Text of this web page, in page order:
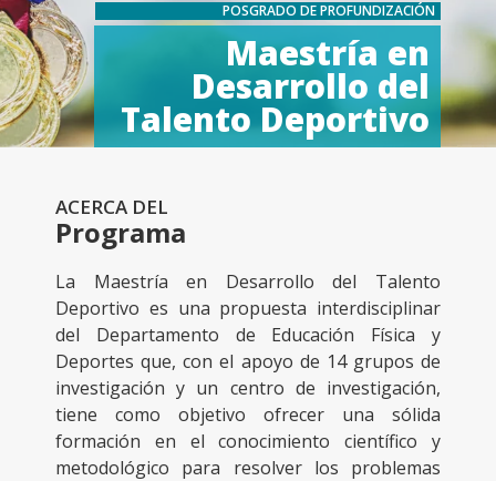
POSGRADO DE PROFUNDIZACIÓN
Maestría en
Desarrollo del
Talento Deportivo
ACERCA DEL
Programa
La Maestría en Desarrollo del Talento
Deportivo es una propuesta interdisciplinar
del Departamento de Educación Física y
Deportes que, con el apoyo de 14 grupos de
investigación y un centro de investigación,
tiene como objetivo ofrecer una sólida
formación en el conocimiento científico y
metodológico para resolver los problemas